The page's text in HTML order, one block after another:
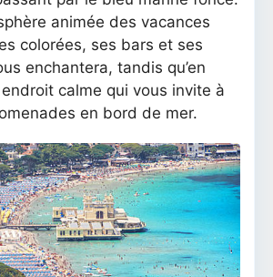
animée des vacances
colorées, ses bars et ses
enchantera, tandis qu’en
endroit calme qui vous invite à
en bord de mer.